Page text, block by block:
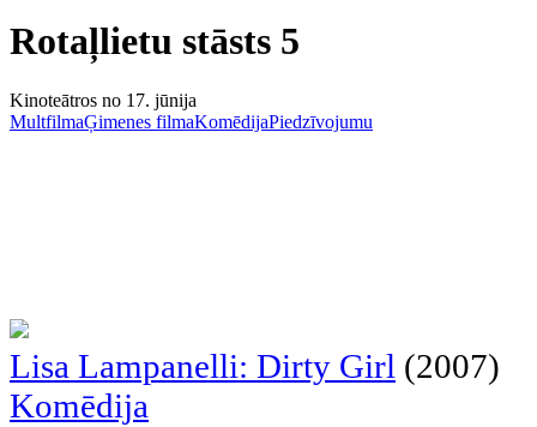
Rotaļlietu stāsts 5
Kinoteātros no 17. jūnija
MultfilmaĢimenes filmaKomēdijaPiedzīvojumu
Lisa Lampanelli: Dirty Girl (2007)
Komēdija